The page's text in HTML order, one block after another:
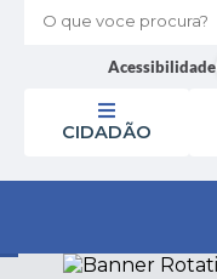
O que voce procura?
Acessibilidade
CIDADÃO